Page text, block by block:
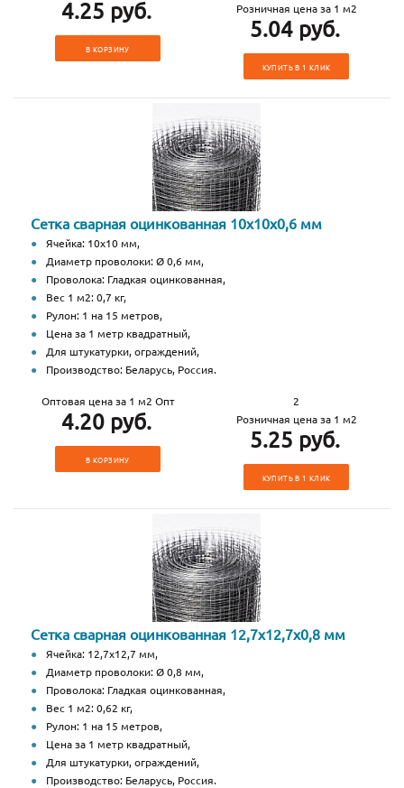
4.25 руб.
В КОРЗИНУ
Розничная цена за 1 м2
5.04 руб.
КУПИТЬ В 1 КЛИК
Сетка сварная оцинкованная 10х10х0,6 мм
Ячейка: 10х10 мм,
Диаметр проволоки: Ø 0,6 мм,
Проволока: Гладкая оцинкованная,
Вес 1 м2: 0,7 кг,
Рулон: 1 на 15 метров,
Цена за 1 метр квадратный,
Для штукатурки, ограждений,
Производство: Беларусь, Россия.
Оптовая цена за 1 м2 Опт
4.20 руб.
В КОРЗИНУ
2
Розничная цена за 1 м2
5.25 руб.
КУПИТЬ В 1 КЛИК
Сетка сварная оцинкованная 12,7х12,7х0,8 мм
Ячейка: 12,7х12,7 мм,
Диаметр проволоки: Ø 0,8 мм,
Проволока: Гладкая оцинкованная,
Вес 1 м2: 0,62 кг,
Рулон: 1 на 15 метров,
Цена за 1 метр квадратный,
Для штукатурки, ограждений,
Производство: Беларусь, Россия.